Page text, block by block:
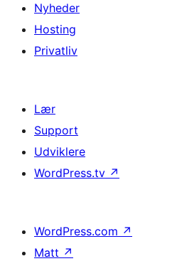
Nyheder
Hosting
Privatliv
Lær
Support
Udviklere
WordPress.tv ↗
WordPress.com ↗
Matt ↗